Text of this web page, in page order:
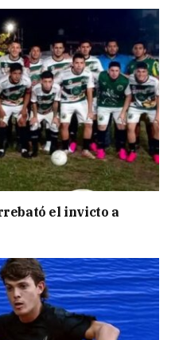
el invicto a